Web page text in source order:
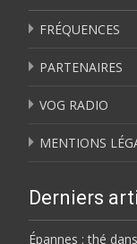
FRÉQUENCES
PARTENAIRES
VOG RADIO
MENTIONS
Derniers
Épannes : thé